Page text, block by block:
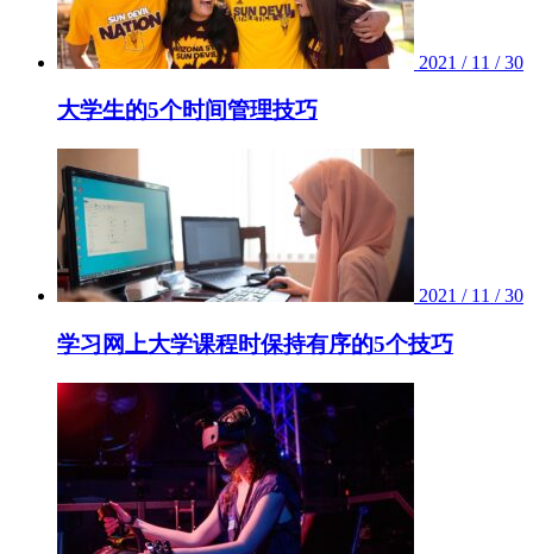
2021 / 11 / 30
大学生的5个时间管理技巧
2021 / 11 / 30
学习网上大学课程时保持有序的5个技巧